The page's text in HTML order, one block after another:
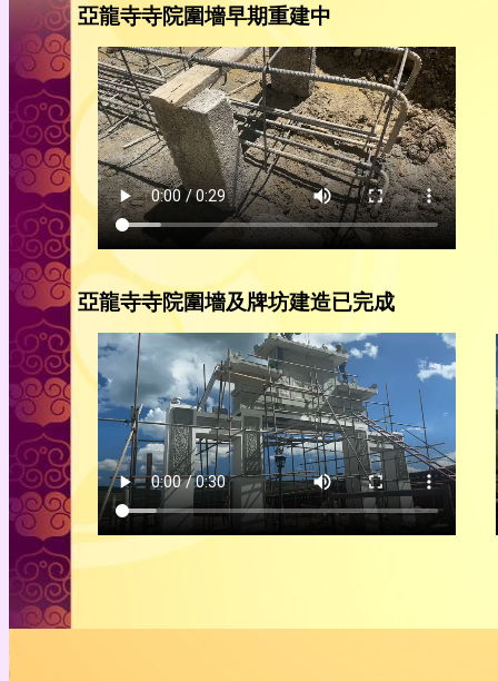
亞龍寺寺院圍墻早期重建中
亞龍寺寺院圍墻及牌坊建造已完成